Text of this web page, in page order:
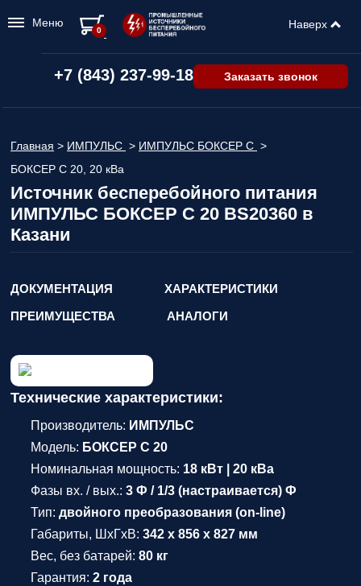
+7 (843) 237-99-18 Заказать звонок
Главная > ИМПУЛЬС > ИМПУЛЬС БОКСЕР С >
БОКСЕР С 20, 20 кВа
Источник бесперебойного питания
ИМПУЛЬС БОКСЕР С 20 BS20360 в
Казани
ДОКУМЕНТАЦИЯ
ХАРАКТЕРИСТИКИ
ПРЕИМУЩЕСТВА
АНАЛОГИ
Технические характеристики:
Производитель: ИМПУЛЬС
Модель: БОКСЕР С 20
Номинальная мощность: 18 кВт | 20 кВа
Фазы вх. / вых.: 3 Ф / 1/3 (настраивается) Ф
Тип: двойного преобразования (on-line)
Габариты, ШхГхВ: 342 x 856 x 827 мм
Вес, без батарей: 80 кг
Гарантия: 2 года
Меню Наверх
0